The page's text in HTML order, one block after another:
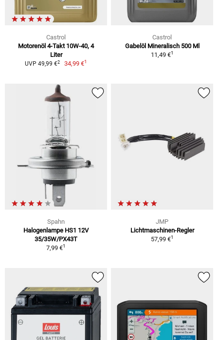
Castrol
Motorenöl 4-Takt 10W-40, 4
Liter
UVP 49,99 €2 34,99 €1
Castrol
Gabelöl Mineralisch 500 Ml
11,49 €1
Spahn
Halogenlampe HS1 12V
35/35W/PX43T
7,99 €1
JMP
Lichtmaschinen-Regler
57,99 €1